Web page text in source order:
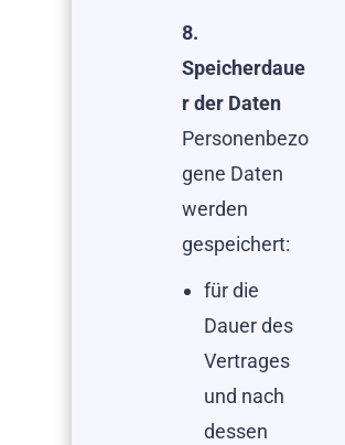
8.
Speicherdaue
r der Daten
Personenbezo
gene Daten
werden
gespeichert:
für die
Dauer des
Vertrages
und nach
dessen